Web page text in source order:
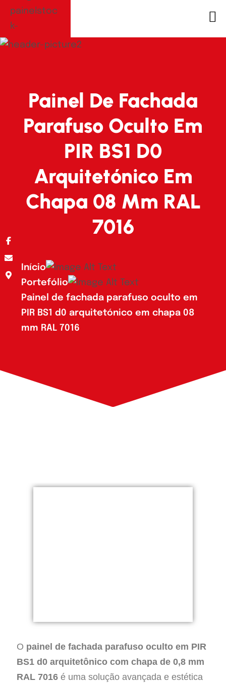
Painel De Fachada
Parafuso Oculto Em
PIR BS1 D0
Arquitetónico Em
Chapa 08 Mm RAL
7016
Início
Portefólio
Painel de fachada parafuso oculto em
PIR BS1 d0 arquitetónico em chapa 08
mm RAL 7016
O painel de fachada parafuso oculto em PIR
BS1 d0 arquitetônico com chapa de 0,8 mm
RAL 7016 é uma solução avançada e estética